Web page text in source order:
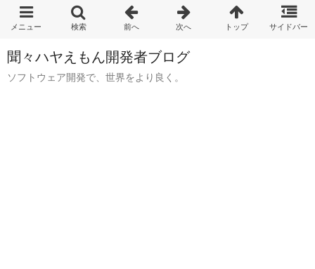
聞々ハヤえもん開発者ブログ
ソフトウェア開発で、世界をより良く。